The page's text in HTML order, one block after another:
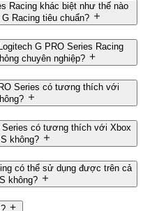
Racing khác biệt như thế nào
Racing tiêu chuẩn?
G PRO Series Racing
chuyên nghiệp?
Series có tương thích với
Series có tương thích với Xbox
không?
có thể sử dụng được trên cả
không?